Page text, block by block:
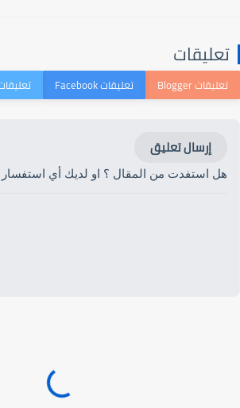
تعليقات
إرسال تعليق
هل استفدت من المقال ؟ او لديك أي استفسار